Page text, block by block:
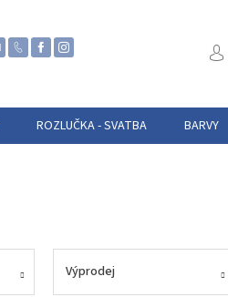
ROZLUČKA - SVATBA BARVY
Výprodej